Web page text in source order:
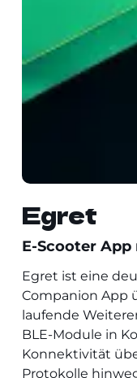
Egret
E-Scooter
Egret ist eine
Companion App
laufende
BLE-Module in
Konnektivität
Protokolle